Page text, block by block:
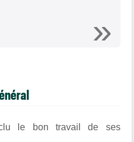
le bon travail de ses